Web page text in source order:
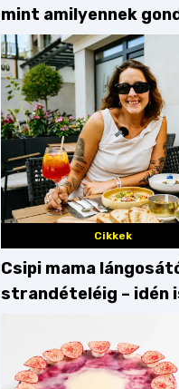
mint amilyennek
Cikkek
Csipi mama
strandételéig – idén